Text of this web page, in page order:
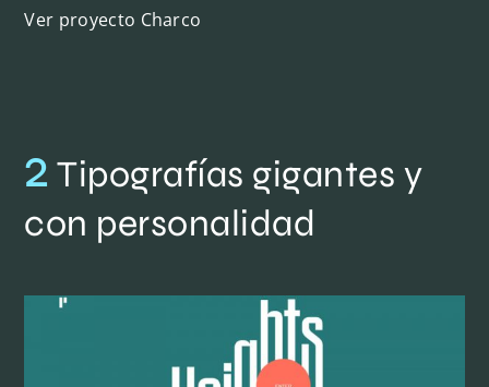
Ver proyecto Charco
2 Tipografías gigantes y
con personalidad